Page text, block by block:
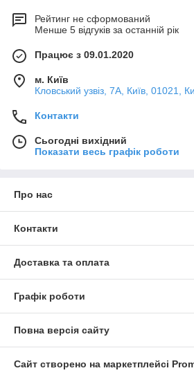
Рейтинг не сформований
Менше 5 відгуків за останній рік
Працює з 09.01.2020
м. Київ
Кловський узвіз, 7А, Київ, 01021,
Контакти
Сьогодні вихідний
Показати весь графік роботи
Про нас
Контакти
Доставка та оплата
Графік роботи
Повна версія сайту
Сайт створено на маркетплейсі